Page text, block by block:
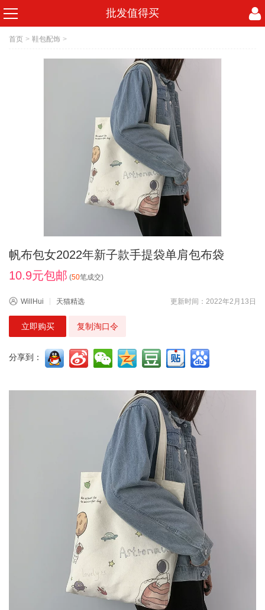
批发值得买
首页 > 鞋包配饰 >
帆布包女2022年新子款手提袋单肩包布袋
10.9元包邮 (50笔成交)
WillHui 天猫精选 更新时间：2022年2月13日
立即购买 复制淘口令
分享到：